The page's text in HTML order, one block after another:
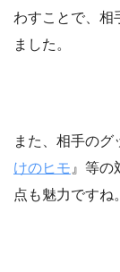
わすことで、相
ました。
また、相手のグ
けのヒモ 』等の
点も魅力ですね。